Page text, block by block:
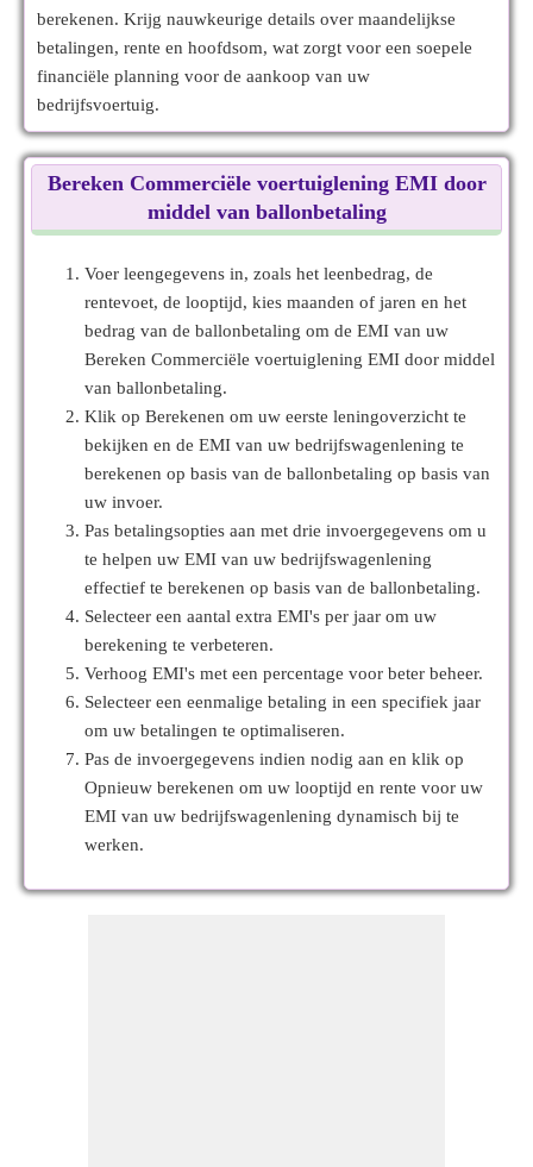
berekenen. Krijg nauwkeurige details over maandelijkse
betalingen, rente en hoofdsom, wat zorgt voor een soepele
financiële planning voor de aankoop van uw
bedrijfsvoertuig.
Bereken Commerciële voertuiglening EMI door
middel van ballonbetaling
Voer leengegevens in, zoals het leenbedrag, de
rentevoet, de looptijd, kies maanden of jaren en het
bedrag van de ballonbetaling om de EMI van uw
Bereken Commerciële voertuiglening EMI door middel
van ballonbetaling.
Klik op Berekenen om uw eerste leningoverzicht te
bekijken en de EMI van uw bedrijfswagenlening te
berekenen op basis van de ballonbetaling op basis van
uw invoer.
Pas betalingsopties aan met drie invoergegevens om u
te helpen uw EMI van uw bedrijfswagenlening
effectief te berekenen op basis van de ballonbetaling.
Selecteer een aantal extra EMI's per jaar om uw
berekening te verbeteren.
Verhoog EMI's met een percentage voor beter beheer.
Selecteer een eenmalige betaling in een specifiek jaar
om uw betalingen te optimaliseren.
Pas de invoergegevens indien nodig aan en klik op
Opnieuw berekenen om uw looptijd en rente voor uw
EMI van uw bedrijfswagenlening dynamisch bij te
werken.